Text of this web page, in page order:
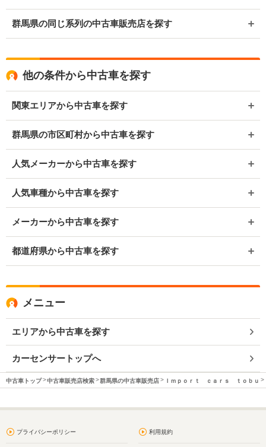
群馬県の同じ系列の中古車販売店を探す
他の条件から中古車を探す
関東エリアから中古車を探す
群馬県の市区町村から中古車を探す
人気メーカーから中古車を探す
人気車種から中古車を探す
メーカーから中古車を探す
都道府県から中古車を探す
メニュー
エリアから中古車を探す
カーセンサートップへ
中古車トップ 中古車販売店検索 群馬県の中古車販売店 Ｉｍｐｏｒｔ ｃａｒｓ ｔｏｂｕ
プライバシーポリシー 利用規約